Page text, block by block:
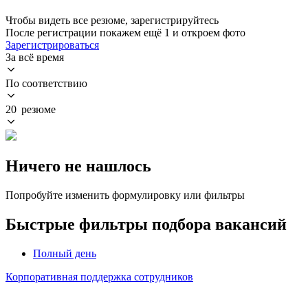
Чтобы видеть все резюме, зарегистрируйтесь
После регистрации покажем ещё 1 и откроем фото
Зарегистрироваться
За всё время
По соответствию
20 резюме
Ничего не нашлось
Попробуйте изменить формулировку или фильтры
Быстрые фильтры подбора вакансий
Полный день
Корпоративная поддержка сотрудников